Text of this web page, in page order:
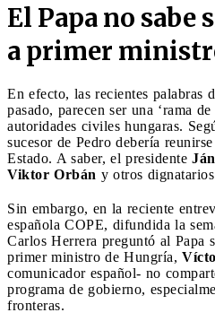
El Papa no sabe
a primer
En efecto, las recientes palabras
pasado, parecen ser una ‘rama
autoridades civiles hungaras.
sucesor de Pedro debería
Estado. A saber, el presidente
Viktor Orbán y otros
Sin embargo, en la reciente
española COPE, difundida la
Carlos Herrera preguntó al Papa
primer ministro de Hungría,
comunicador español- no
programa de gobierno,
fronteras.